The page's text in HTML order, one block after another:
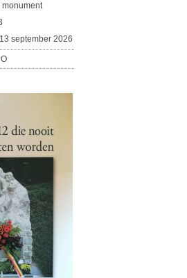
september 2026